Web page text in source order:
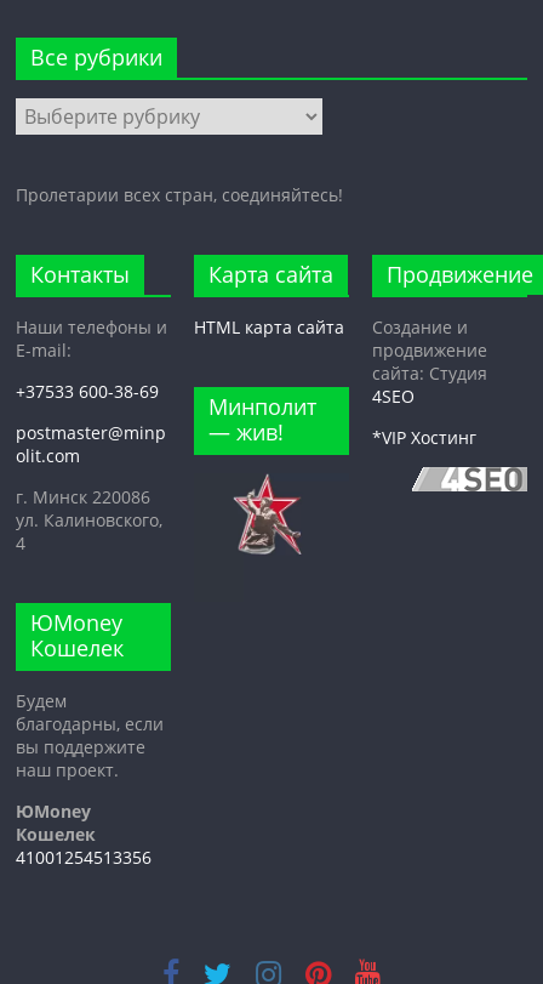
Все рубрики
Все
рубрики
Пролетарии всех стран, соединяйтесь!
Контакты
Наши телефоны и
E-mail:
+37533 600-38-69
postmaster@minp
olit.com
г. Минск 220086
ул. Калиновского,
4
ЮMoney
Кошелек
Будем
благодарны, если
вы поддержите
наш проект.
ЮMoney
Кошелек
41001254513356
Карта сайта
HTML карта сайта
Минполит
— жив!
Продвижение
Создание и
продвижение
сайта: Студия
4SEO
*VIP Хостинг